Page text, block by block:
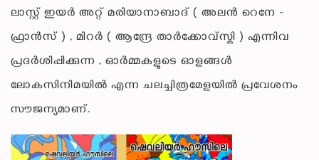
ലാസ്റ്റ് ഇയർ അറ്റ് മരിയാനാബാദ് ( അലൻ റെനേ -
ഫ്രാൻസ് ) , മിറർ ( ആന്ദ്രേ താർക്കോവ്സ്കി ) എന്നിവ
പ്രദർശിപ്പിക്കുന്ന , ഓർമ്മകളുടെ ഓളങ്ങൾ
ലോകസിനിമയിൽ എന്ന ചലച്ചിത്രമേളയിൽ പ്രവേശനം
സൗജന്യമാണ്.